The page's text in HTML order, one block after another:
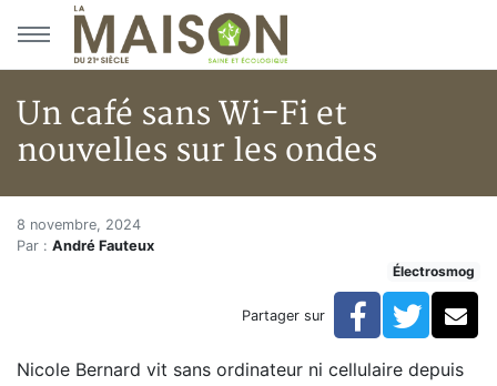
Aller au menu principal
Aller au contenu principal
Un café sans Wi-Fi et
nouvelles sur les ondes
Accueil
Articles
Un café sans Wi-Fi et nouvelles sur les ondes
Un café sans Wi-Fi et
8 novembre, 2024
Par : André Fauteux
Électrosmog
Partager sur Facebook
Nicole Bernard vit sans ordinateur ni cellulaire depuis